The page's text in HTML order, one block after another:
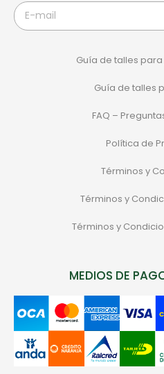
Guía de talles
Guía de talles
FAQ –
Política de
Términos y
Términos y
Términos y
MEDIOS DE